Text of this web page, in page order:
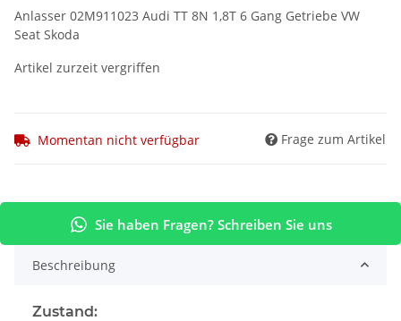
Anlasser 02M911023 Audi TT 8N 1,8T 6 Gang Getriebe VW
Seat Skoda
Artikel zurzeit vergriffen
Momentan nicht verfügbar Frage zum Artikel
Sie haben Fragen? Schreiben Sie uns
Beschreibung
Zustand: